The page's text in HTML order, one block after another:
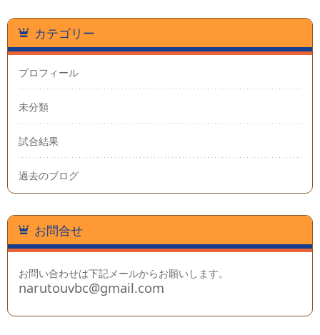
カテゴリー
プロフィール
未分類
試合結果
過去のブログ
お問合せ
お問い合わせは下記メールからお願いします。
narutouvbc@gmail.com